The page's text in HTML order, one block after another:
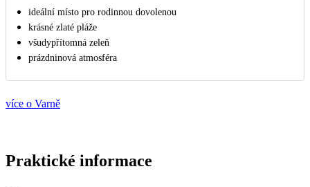
ideální místo pro rodinnou dovolenou
krásné zlaté pláže
všudypřítomná zeleň
prázdninová atmosféra
více o Varně
Praktické informace